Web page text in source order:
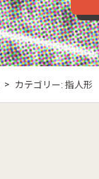
> カテゴリー: 指人形